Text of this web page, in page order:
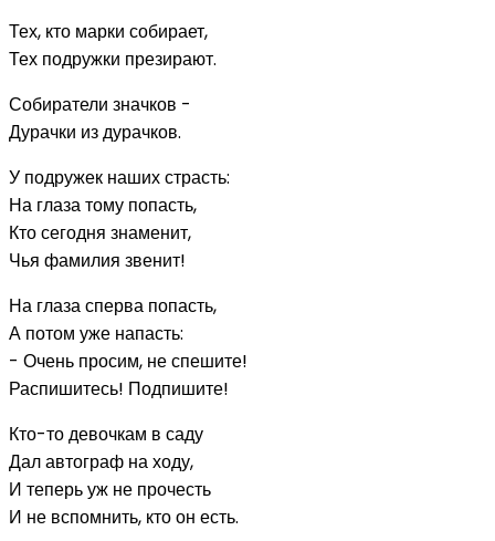
Тех, кто марки собирает,
Тех подружки презирают.
Собиратели значков -
Дурачки из дурачков.
У подружек наших страсть:
На глаза тому попасть,
Кто сегодня знаменит,
Чья фамилия звенит!
На глаза сперва попасть,
А потом уже напасть:
- Очень просим, не спешите!
Распишитесь! Подпишите!
Кто-то девочкам в саду
Дал автограф на ходу,
И теперь уж не прочесть
И не вспомнить, кто он есть.